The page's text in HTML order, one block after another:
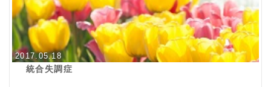
2017.05.18
統合失調症